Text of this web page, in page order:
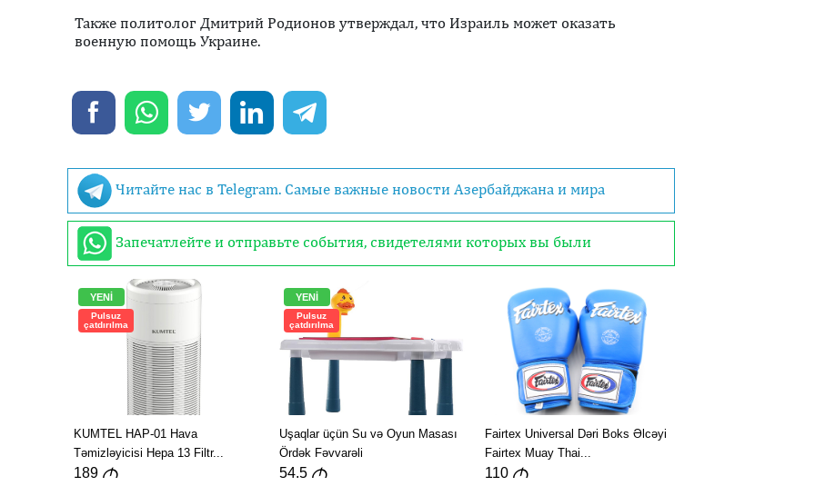
Также политолог Дмитрий Родионов утверждал, что Израиль может оказать
военную помощь Украине.
Читайте нас в Telegram. Самые важные новости Азербайджана и мира
Запечатлейте и отправьте события, свидетелями которых вы были